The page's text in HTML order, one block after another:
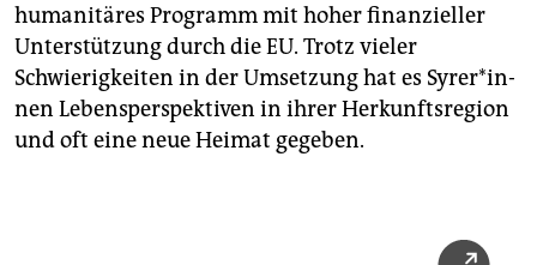
humanitäres Programm mit hoher finanzieller
Unterstützung durch die EU. Trotz vieler
Schwierigkeiten in der Umsetzung hat es Sy­re­r*in­
nen Lebens­perspektiven in ihrer Herkunftsregion
und oft eine neue Heimat gegeben.